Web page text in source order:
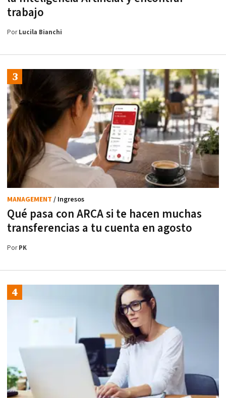
trabajo
PorLucila Bianchi
Qué pasa con ARCA si te hacen muchas
transferencias a tu cuenta en agosto
MANAGEMENT / Ingresos
PorPK